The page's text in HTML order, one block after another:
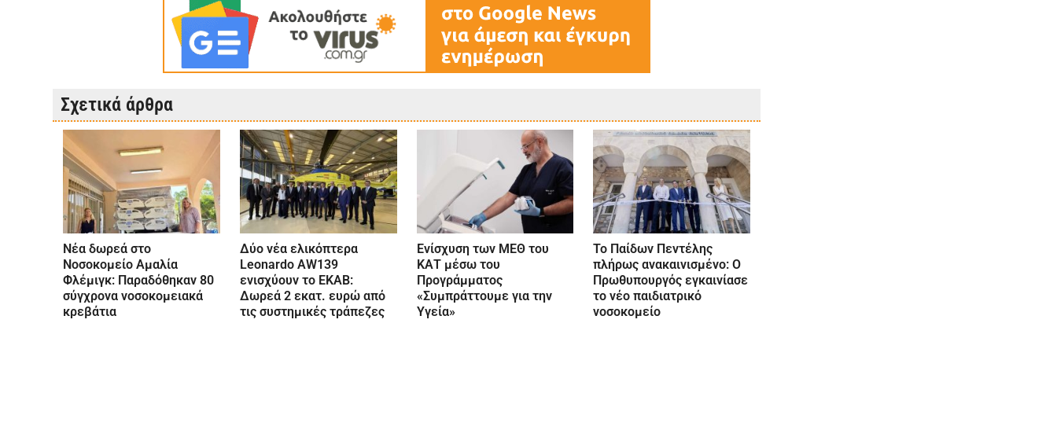
Σχετικά άρθρα
Νέα δωρεά στο
Νοσοκομείο Αμαλία
Φλέμιγκ: Παραδόθηκαν 80
σύγχρονα νοσοκομειακά
κρεβάτια
Δύο νέα ελικόπτερα
Leonardo AW139
ενισχύουν το ΕΚΑΒ:
Δωρεά 2 εκατ. ευρώ από
τις συστημικές τράπεζες
Ενίσχυση των ΜΕΘ του
ΚΑΤ μέσω του
Προγράμματος
«Συμπράττουμε για την
Υγεία»
Το Παίδων Πεντέλης
πλήρως ανακαινισμένο: Ο
Πρωθυπουργός εγκαινίασε
το νέο παιδιατρικό
νοσοκομείο